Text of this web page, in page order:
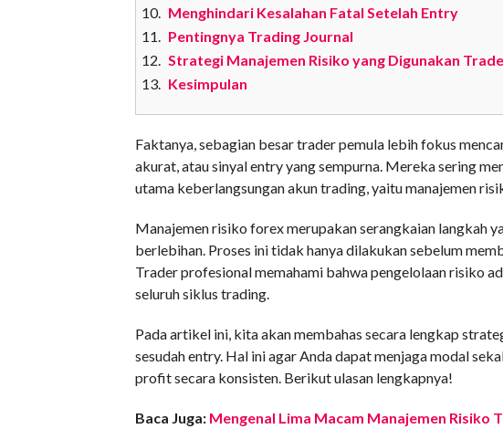
Menghindari Kesalahan Fatal Setelah Entry
Pentingnya Trading Journal
Strategi Manajemen Risiko yang Digunakan
Kesimpulan
Faktanya, sebagian besar trader pemula lebih fokus
akurat, atau sinyal entry yang sempurna. Mereka sering
utama keberlangsungan akun trading, yaitu manajemen
Manajemen risiko forex merupakan serangkaian langkah
berlebihan. Proses ini tidak hanya dilakukan sebelum
Trader profesional memahami bahwa pengelolaan risiko
seluruh siklus trading.
Pada artikel ini, kita akan membahas secara lengkap
sesudah entry. Hal ini agar Anda dapat menjaga modal
profit secara konsisten. Berikut ulasan lengkapnya!
Baca Juga: Mengenal Lima Macam Manajemen Risiko